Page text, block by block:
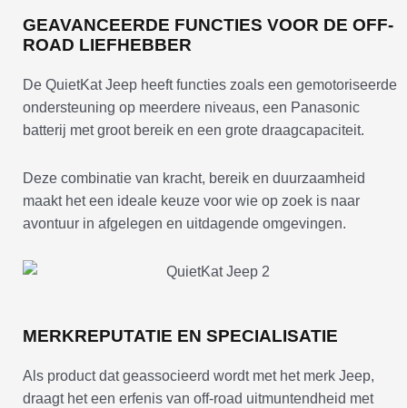
GEAVANCEERDE FUNCTIES VOOR DE OFF-
ROAD LIEFHEBBER
De QuietKat Jeep heeft functies zoals een gemotoriseerde
ondersteuning op meerdere niveaus, een Panasonic
batterij met groot bereik en een grote draagcapaciteit.
Deze combinatie van kracht, bereik en duurzaamheid
maakt het een ideale keuze voor wie op zoek is naar
avontuur in afgelegen en uitdagende omgevingen.
MERKREPUTATIE EN SPECIALISATIE
Als product dat geassocieerd wordt met het merk Jeep,
draagt het een erfenis van off-road uitmuntendheid met